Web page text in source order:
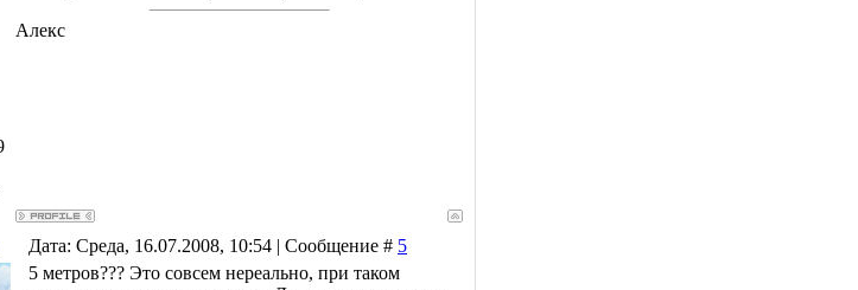
Алекс
Дата: Среда, 16.07.2008, 10:54 | Сообщение # 5
5 метров??? Это совсем нереально, при таком